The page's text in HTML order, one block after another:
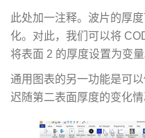
此处加一注释。波片的厚
化。对此，我们可以将
将表面 2 的厚度设置为变量
通用图表的另一功能是可
迟随第二表面厚度的变化情